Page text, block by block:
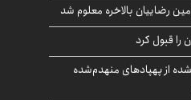
رضاییان بالاخره معلوم شد
را قبول کرد
از پهپادهای منهدم‌شده